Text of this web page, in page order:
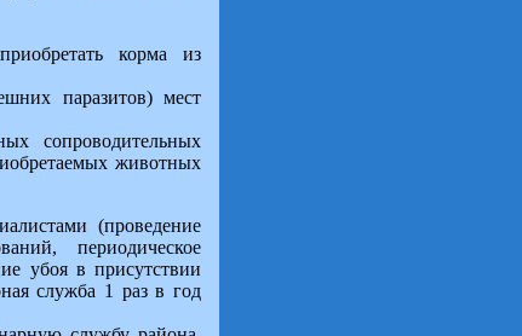
корма из
паразитов) мест
сопроводительных
животных
(проведение
периодическое
убоя в присутствии
служба 1 раз в год